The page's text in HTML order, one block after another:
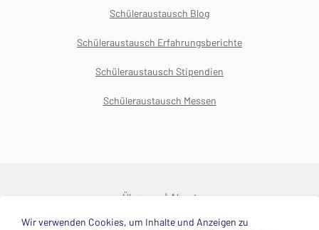
Schüleraustausch Blog
Schüleraustausch Erfahrungsberichte
Schüleraustausch Stipendien
Schüleraustausch Messen
Über uns About
© 2025 Deutsche Stiftung Völkerverständigung
Wir verwenden Cookies, um Inhalte und Anzeigen zu